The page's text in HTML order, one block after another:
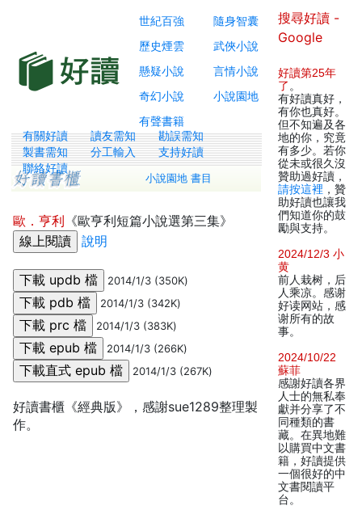
世紀百強
隨身智囊
歷史煙雲
武俠小說
懸疑小說
言情小說
奇幻小說
小說園地
有聲書籍
有關好讀 讀友需知
勘誤需知
製書需知
分工輸入
支持好讀
聯絡好讀
小說園地 書目
歐．亨利 《歐亨利短篇小說選第三集》
說明
2014/1/3 (350K)
2014/1/3 (342K)
2014/1/3 (383K)
2014/1/3 (266K)
2014/1/3 (267K)
好讀書櫃《經典版》，感謝sue1289整理製
作。
搜尋好讀 -
Google
好讀第25年
了 。
有好讀真好，
有你也真好。
但不知遍及各
地的你，究竟
有多少。若你
從未或很久沒
贊助過好讀，
請按這裡 ，贊
助好讀也讓我
們知道你的鼓
勵與支持。
2024/12/3 小
黄
前人栽树，后
人乘凉。感谢
好读网站，感
谢所有的故
事。
2024/10/22
蘇菲
感謝好讀各界
人士的無私奉
獻并分享了不
同種類的書
藏。在異地難
以購買中文書
籍，好讀提供
一個很好的中
文書閱讀平
台。